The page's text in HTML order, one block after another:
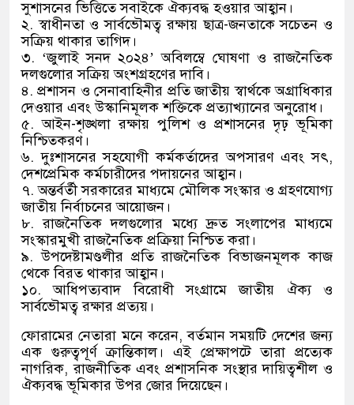
সুশাসনের ভিত্তিতে সবাইকে ঐক্যবদ্ধ হওয়ার আহ্বান।
২. স্বাধীনতা ও সার্বভৌমত্ব রক্ষায় ছাত্র-জনতাকে সচেতন ও
সক্রিয় থাকার তাগিদ।
৩. ‘জুলাই সনদ ২০২৪’ অবিলম্বে ঘোষণা ও রাজনৈতিক
দলগুলোর সক্রিয় অংশগ্রহণের দাবি।
৪. প্রশাসন ও সেনাবাহিনীর প্রতি জাতীয় স্বার্থকে অগ্রাধিকার
দেওয়ার এবং উস্কানিমূলক শক্তিকে প্রত্যাখ্যানের অনুরোধ।
৫. আইন-শৃঙ্খলা রক্ষায় পুলিশ ও প্রশাসনের দৃঢ় ভূমিকা
নিশ্চিতকরণ।
৬. দুঃশাসনের সহযোগী কর্মকর্তাদের অপসারণ এবং সৎ,
দেশপ্রেমিক কর্মচারীদের পদায়নের আহ্বান।
৭. অন্তর্বর্তী সরকারের মাধ্যমে মৌলিক সংস্কার ও গ্রহণযোগ্য
জাতীয় নির্বাচনের আয়োজন।
৮. রাজনৈতিক দলগুলোর মধ্যে দ্রুত সংলাপের মাধ্যমে
সংস্কারমুখী রাজনৈতিক প্রক্রিয়া নিশ্চিত করা।
৯. উপদেষ্টামণ্ডলীর প্রতি রাজনৈতিক বিভাজনমূলক কাজ
থেকে বিরত থাকার আহ্বান।
১০. আধিপত্যবাদ বিরোধী সংগ্রামে জাতীয় ঐক্য ও
সার্বভৌমত্ব রক্ষার প্রত্যয়।
ফোরামের নেতারা মনে করেন, বর্তমান সময়টি দেশের জন্য
এক গুরুত্বপূর্ণ ক্রান্তিকাল। এই প্রেক্ষাপটে তারা প্রত্যেক
নাগরিক, রাজনীতিক এবং প্রশাসনিক সংস্থার দায়িত্বশীল ও
ঐক্যবদ্ধ ভূমিকার উপর জোর দিয়েছেন।